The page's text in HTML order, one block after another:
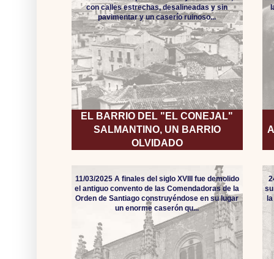
EL BARRIO DEL "EL CONEJAL"
SALMANTINO, UN BARRIO
OLVIDADO
con calles estrechas, desalineadas y sin
pavimentar y un caserío ruinoso...
11/03/2025 A finales del siglo XVIII fue demolido
el antiguo convento de las Comendadoras de la
Orden de Santiago construyéndose en su lugar
un enorme caserón qu...